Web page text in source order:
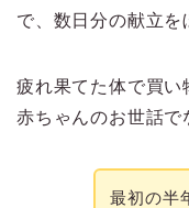
で、数日分の献立を
疲れ果てた体で買い
赤ちゃんのお世話で
最初の半